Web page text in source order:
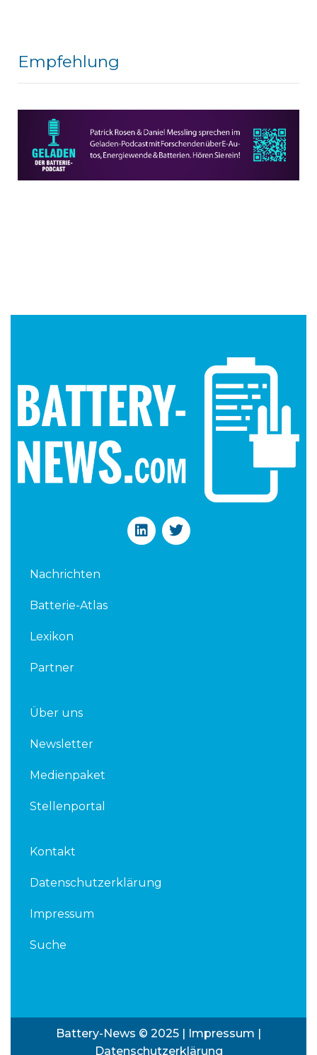
Empfehlung
L
i
T
w
Nachrichten
Batterie-Atlas
Lexikon
Partner
Über uns
Newsletter
Medienpaket
Stellenportal
Kontakt
Datenschutzerklärung
Impressum
Suche
Battery-News © 2025 | Impressum |
Datenschutzerklärung